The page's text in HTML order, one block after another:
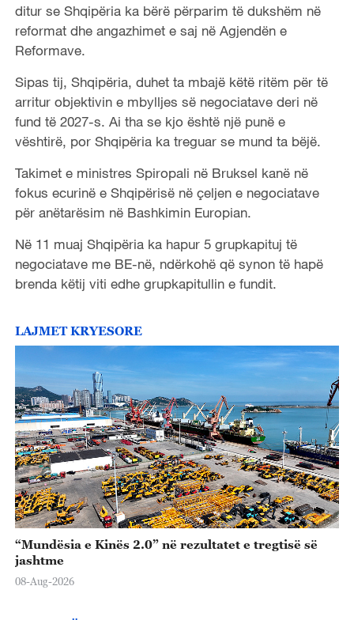
ditur se Shqipëria ka bërë përparim të dukshëm në
reformat dhe angazhimet e saj në Agjendën e
Reformave.
Sipas tij, Shqipëria, duhet ta mbajë këtë ritëm për të
arritur objektivin e mbylljes së negociatave deri në
fund të 2027-s. Ai tha se kjo është një punë e
vështirë, por Shqipëria ka treguar se mund ta bëjë.
Takimet e ministres Spiropali në Bruksel kanë në
fokus ecurinë e Shqipërisë në çeljen e negociatave
për anëtarësim në Bashkimin Europian.
Në 11 muaj Shqipëria ka hapur 5 grupkapituj të
negociatave me BE-në, ndërkohë që synon të hapë
brenda këtij viti edhe grupkapitullin e fundit.
LAJMET KRYESORE
“Mundësia e Kinës 2.0” në rezultatet e tregtisë së
jashtme
08-Aug-2026